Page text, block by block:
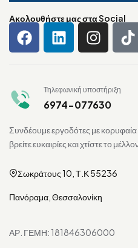
Ακολουθήστε μας στα Social
Τηλεφωνική υποστήριξη
6974-077630
Συνδέουμε εργοδότες με
βρείτε ευκαιρίες και χτίστε το
Σωκράτους 10, Τ.Κ 55236
Πανόραμα, Θεσσαλονίκη
ΑΡ. ΓΕΜΗ: 181846306000